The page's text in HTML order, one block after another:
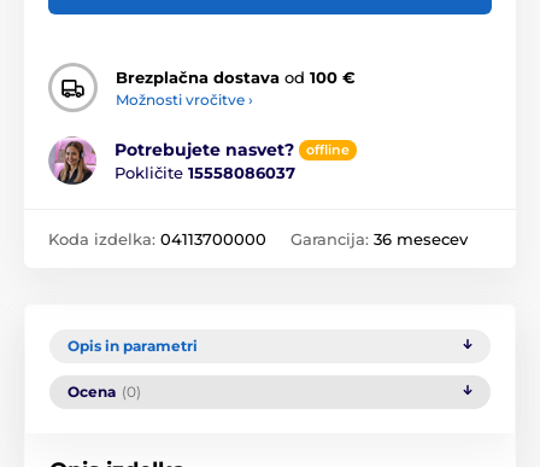
Brezplačna dostava od 100 €
Možnosti vročitve ›
Potrebujete nasvet? offline
Pokličite 15558086037
Koda izdelka: 04113700000 Garancija: 36 mesecev
Opis in parametri
Ocena (0)